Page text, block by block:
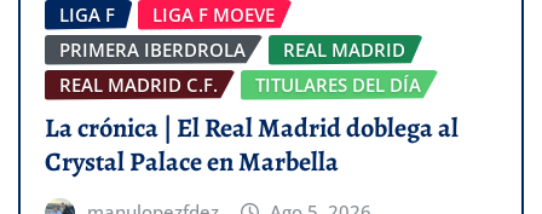
LIGA F
LIGA F MOEVE
PRIMERA IBERDROLA
REAL MADRID
REAL MADRID C.F.
TITULARES DEL DÍA
La crónica | El Real Madrid doblega al
Crystal Palace en Marbella